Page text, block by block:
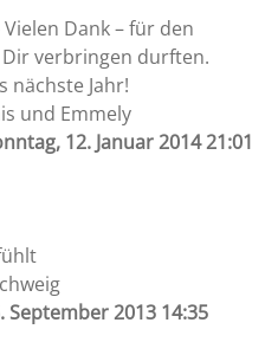
Dank – für den
verbringen durften.
nächste Jahr!
und Emmely
12. Januar 2014 21:01
September 2013 14:35